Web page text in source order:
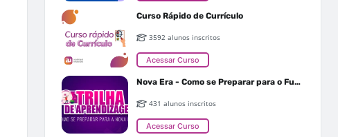
Curso Rápido de Currículo
3592 alunos inscritos
Acessar Curso
Nova Era - Como se Preparar para o Futuro
431 alunos inscritos
Acessar Curso